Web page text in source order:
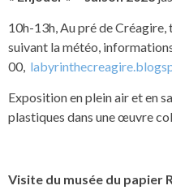
10h-13h, Au pré de
suivant la météo,
00,
Exposition en plein air et en
plastiques dans une œuvre
Visite du musée du papier